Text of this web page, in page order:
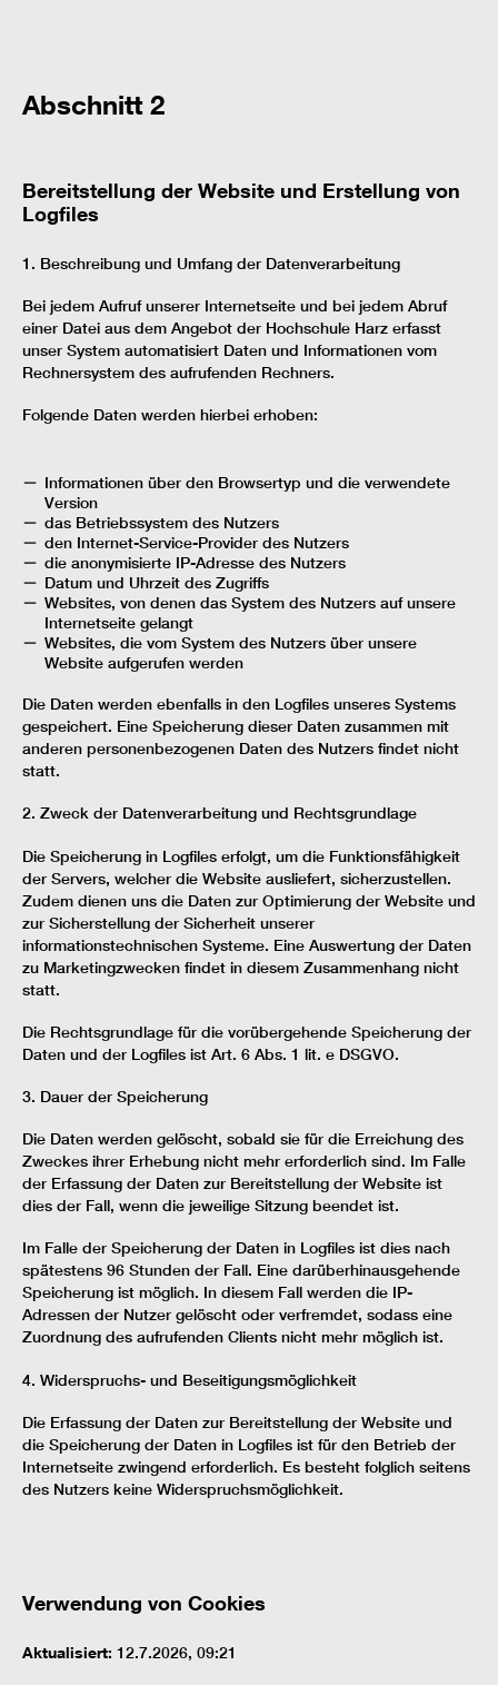
Abschnitt 2
Bereitstellung der Website und Erstellung von
Logfiles
1. Beschreibung und Umfang der Datenverarbeitung
Bei jedem Aufruf unserer Internetseite und bei jedem Abruf
einer Datei aus dem Angebot der Hochschule Harz erfasst
unser System automatisiert Daten und Informationen vom
Rechnersystem des aufrufenden Rechners.
Folgende Daten werden hierbei erhoben:
Informationen über den Browsertyp und die verwendete
Version
das Betriebssystem des Nutzers
den Internet-Service-Provider des Nutzers
die anonymisierte IP-Adresse des Nutzers
Datum und Uhrzeit des Zugriffs
Websites, von denen das System des Nutzers auf unsere
Internetseite gelangt
Websites, die vom System des Nutzers über unsere
Website aufgerufen werden
Die Daten werden ebenfalls in den Logfiles unseres Systems
gespeichert. Eine Speicherung dieser Daten zusammen mit
anderen personenbezogenen Daten des Nutzers findet nicht
statt.
2. Zweck der Datenverarbeitung und Rechtsgrundlage
Die Speicherung in Logfiles erfolgt, um die Funktionsfähigkeit
der Servers, welcher die Website ausliefert, sicherzustellen.
Zudem dienen uns die Daten zur Optimierung der Website und
zur Sicherstellung der Sicherheit unserer
informationstechnischen Systeme. Eine Auswertung der Daten
zu Marketingzwecken findet in diesem Zusammenhang nicht
statt.
Die Rechtsgrundlage für die vorübergehende Speicherung der
Daten und der Logfiles ist Art. 6 Abs. 1 lit. e DSGVO.
3. Dauer der Speicherung
Die Daten werden gelöscht, sobald sie für die Erreichung des
Zweckes ihrer Erhebung nicht mehr erforderlich sind. Im Falle
der Erfassung der Daten zur Bereitstellung der Website ist
dies der Fall, wenn die jeweilige Sitzung beendet ist.
Im Falle der Speicherung der Daten in Logfiles ist dies nach
spätestens 96 Stunden der Fall. Eine darüberhinausgehende
Speicherung ist möglich. In diesem Fall werden die IP-
Adressen der Nutzer gelöscht oder verfremdet, sodass eine
Zuordnung des aufrufenden Clients nicht mehr möglich ist.
4. Widerspruchs- und Beseitigungsmöglichkeit
Die Erfassung der Daten zur Bereitstellung der Website und
die Speicherung der Daten in Logfiles ist für den Betrieb der
Internetseite zwingend erforderlich. Es besteht folglich seitens
des Nutzers keine Widerspruchsmöglichkeit.
Verwendung von Cookies
Aktualisiert: 12.7.2026, 09:21